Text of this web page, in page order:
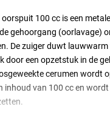
100 ml
Therapeutisch
oorspuit 100 cc is een
gehoorgang (oorlavage)
De zuiger duwt
door een opzetstuk in de
cerumen wordt
inhoud van 100 cc en wordt